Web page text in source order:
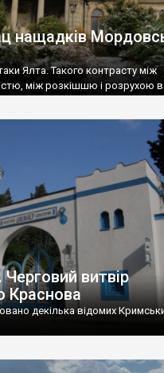
нащадків
Ялта. Такого контрасту між
між розкішшю і розрухою в
витвір
Краснова
декілька відомих